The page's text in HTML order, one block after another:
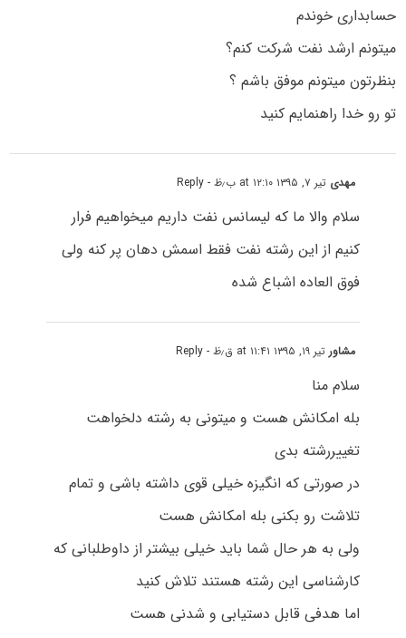
حسابداری خوندم
میتونم ارشد نفت شرکت کنم؟
بنظرتون میتونم موفق باشم ؟
تو رو خدا راهنمایم کنید
مهدی تیر ۷, ۱۳۹۵ at ۱۲:۱۰ ب٫ظ - Reply
سلام والا ما که لیسانس نفت داریم میخواهیم فرار
کنیم از این رشته نفت فقط اسمش دهان پر کنه ولی
فوق العاده اشباع شده
مشاورتیر ۱۹, ۱۳۹۵ at ۱۱:۴۱ ق٫ظ - Reply
سلام منا
بله امکانش هست و میتونی به رشته دلخواهت
تغییررشته بدی
در صورتی که انگیزه خیلی قوی داشته باشی و تمام
تلاشت رو بکنی بله امکانش هست
ولی به هر حال شما باید خیلی بیشتر از داوطلبانی که
کارشناسی این رشته هستند تلاش کنید
اما هدفی قابل دستیابی و شدنی هست